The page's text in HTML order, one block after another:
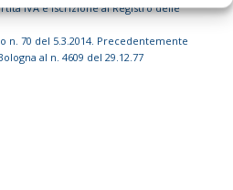
IVA e Iscrizione al Registro delle
n. 70 del 5.3.2014. Precedentemente
al n. 4609 del 29.12.77